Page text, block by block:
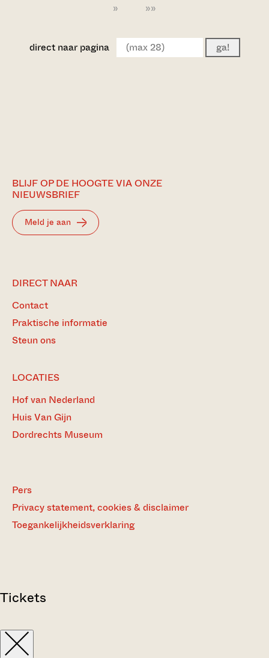
» »»
direct naar pagina ga!
BLIJF OP DE HOOGTE VIA ONZE
NIEUWSBRIEF
Meld je aan
DIRECT NAAR
Contact
Praktische informatie
Steun ons
LOCATIES
Hof van Nederland
Huis Van Gijn
Dordrechts Museum
Pers
Privacy statement, cookies & disclaimer
Toegankelijkheidsverklaring
Tickets